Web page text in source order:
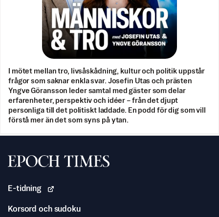
I mötet mellan tro, livsåskådning, kultur och politik uppstår
frågor som saknar enkla svar. Josefin Utas och prästen
Yngve Göransson leder samtal med gäster som delar
erfarenheter, perspektiv och idéer – från det djupt
personliga till det politiskt laddade. En podd för dig som vill
förstå mer än det som syns på ytan.
Svenska Epoch Times
E-tidning
Korsord och sudoku